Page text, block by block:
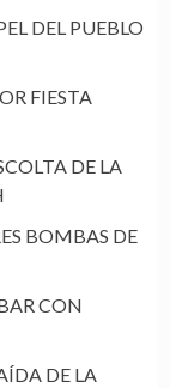
DEL PUEBLO
FIESTA
DE LA
BOMBAS DE
CON
DE LA